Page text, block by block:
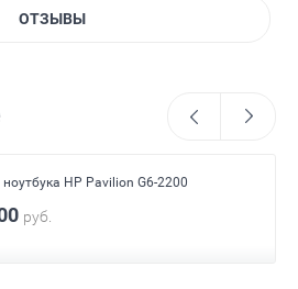
ОТЗЫВЫ
HP Pavilion G6-2200
руб.